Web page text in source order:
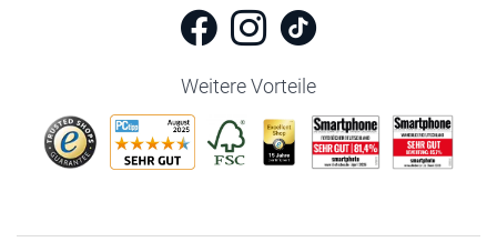
Weitere Vorteile